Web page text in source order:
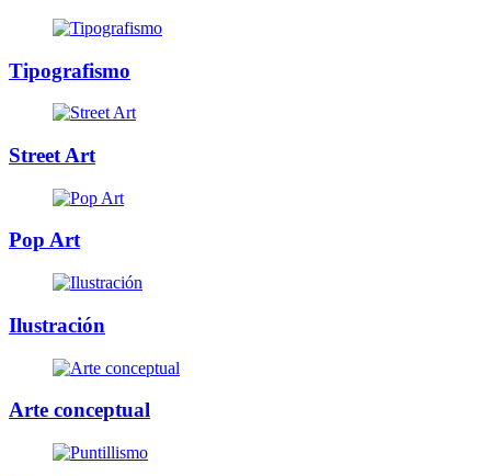
Tipografismo
Street Art
Pop Art
Ilustración
Arte conceptual